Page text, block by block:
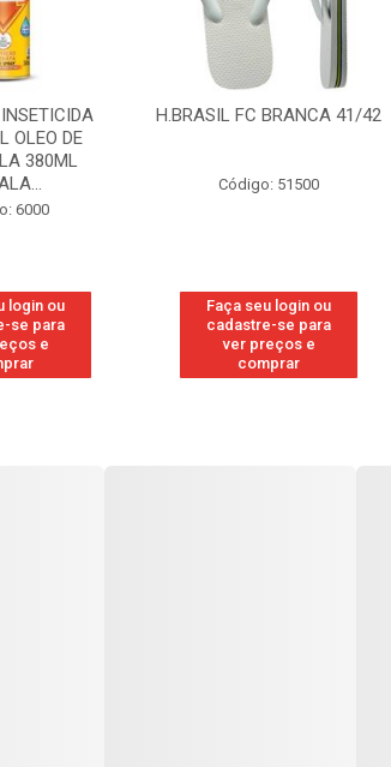
OLEO DE
380ML
6000
login ou
se para
e
H.BRASIL FC BRANCA 41/42
Código: 51500
Faça seu login ou
cadastre-se para
ver preços e
comprar